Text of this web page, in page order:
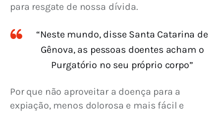
para resgate de nossa dívida.
“Neste mundo, disse Santa Catarina de
Gênova, as pessoas doentes acham o
Purgatório no seu próprio corpo”
Por que não aproveitar a doença para a
expiação, menos dolorosa e mais fácil e